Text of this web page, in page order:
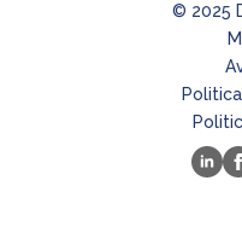
© 2025